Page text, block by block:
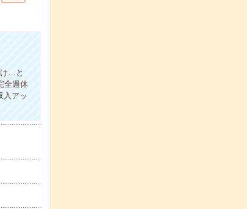
…と
全週休
入アッ